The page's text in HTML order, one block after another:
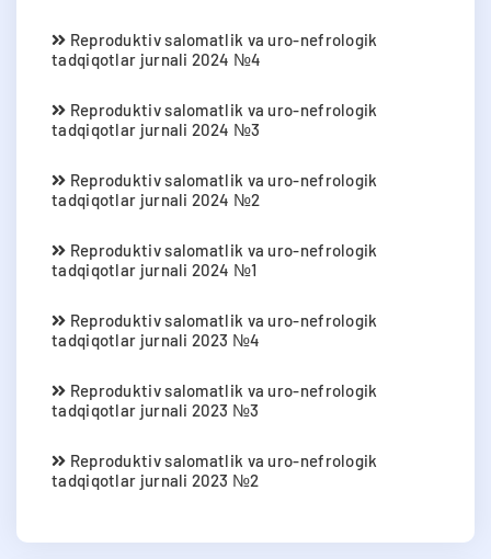
Reproduktiv salomatlik va uro-nefrologik
tadqiqotlar jurnali 2024 №4
Reproduktiv salomatlik va uro-nefrologik
tadqiqotlar jurnali 2024 №3
Reproduktiv salomatlik va uro-nefrologik
tadqiqotlar jurnali 2024 №2
Reproduktiv salomatlik va uro-nefrologik
tadqiqotlar jurnali 2024 №1
Reproduktiv salomatlik va uro-nefrologik
tadqiqotlar jurnali 2023 №4
Reproduktiv salomatlik va uro-nefrologik
tadqiqotlar jurnali 2023 №3
Reproduktiv salomatlik va uro-nefrologik
tadqiqotlar jurnali 2023 №2